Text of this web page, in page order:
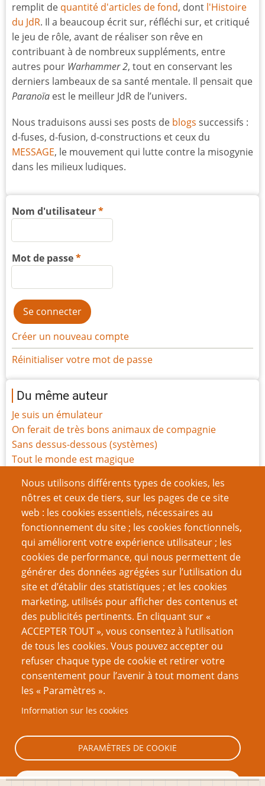
Nous utilisons différents types de cookies, les
nôtres et ceux de tiers, sur les pages de ce site
web : les cookies essentiels, nécessaires au
fonctionnement du site ; les cookies fonctionnels,
qui améliorent votre expérience utilisateur ; les
cookies de performance, qui nous permettent de
générer des données agrégées sur l’utilisation du
site et d’établir des statistiques ; et les cookies
marketing, utilisés pour afficher des contenus et
des publicités pertinents. En cliquant sur «
ACCEPTER TOUT », vous consentez à l’utilisation
de tous les cookies. Vous pouvez accepter ou
refuser chaque type de cookie et retirer votre
consentement pour l’avenir à tout moment dans
les « Paramètres ».
Information sur les cookies
PARAMÈTRES DE COOKIE
TOUT REFUSER
remplit de quantité d'articles de fond, dont l'Histoire
du JdR. Il a beaucoup écrit sur, réfléchi sur, et critiqué
le jeu de rôle, avant de réaliser son rêve en
contribuant à de nombreux suppléments, entre
autres pour Warhammer 2, tout en conservant les
derniers lambeaux de sa santé mentale. Il pensait que
Paranoïa est le meilleur JdR de l’univers.
Nous traduisons aussi ses posts de blogs successifs :
d-fuses, d-fusion, d-constructions et ceux du
MESSAGE, le mouvement qui lutte contre la misogynie
dans les milieux ludiques.
Nom d'utilisateur
Mot de passe
Créer un nouveau compte
Réinitialiser votre mot de passe
Du même auteur
Je suis un émulateur
On ferait de très bons animaux de compagnie
Sans dessus-dessous (systèmes)
Tout le monde est magique
Ode aux Indés
Les jeux en une page sont-ils sans valeur ?
La Carte-X ne vous sauvera pas de tout
Défi du gamer : un jeu par saison
Vous êtes ce que vous faites
Pagination 1
Page
suivante
››
VOUS AIMEREZ AUSSI
L’impression d'être un blaireau
Steve Darlington, rôliste fondateur
Lettre ouverte d’un rôliste privilégié à d’autres rôlistes
Exilées dans l’indé, mais sans aucun regret